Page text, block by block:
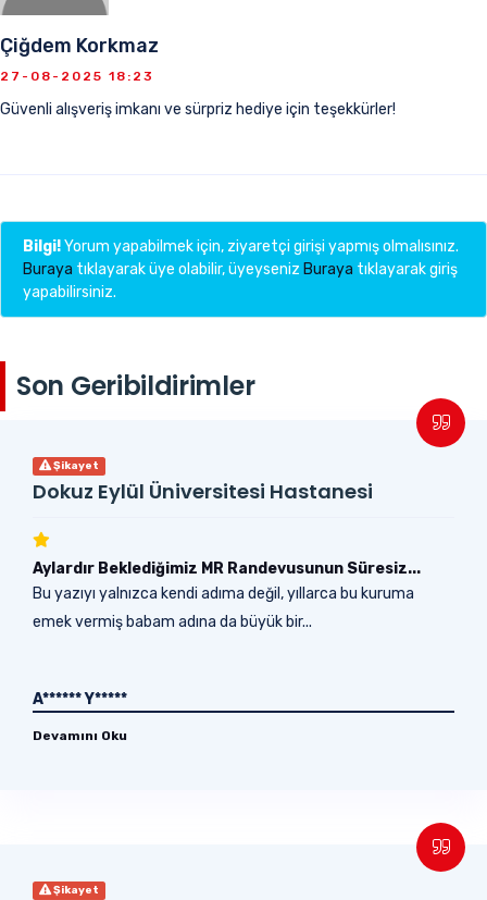
Çiğdem Korkmaz
27-08-2025 18:23
Güvenli alışveriş imkanı ve sürpriz hediye için teşekkürler!
Bilgi!Yorum yapabilmek için, ziyaretçi girişi yapmış olmalısınız.
Buraya tıklayarak üye olabilir, üyeyseniz Buraya tıklayarak giriş
yapabilirsiniz.
Son Geribildirimler
Şikayet
Dokuz Eylül Üniversitesi Hastanesi
Aylardır Beklediğimiz MR Randevusunun Süresiz...
Bu yazıyı yalnızca kendi adıma değil, yıllarca bu kuruma
emek vermiş babam adına da büyük bir...
A****** Y*****
Devamını Oku
Şikayet